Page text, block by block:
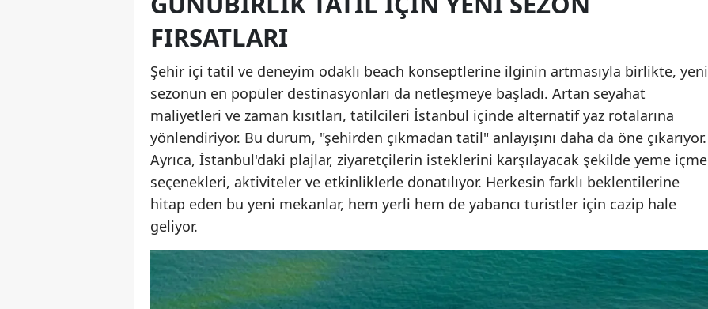
FIRSATLARI
Şehir içi tatil ve deneyim odaklı beach konseptlerine ilginin artmasıyla birlikte, yeni
sezonun en popüler destinasyonları da netleşmeye başladı. Artan seyahat
maliyetleri ve zaman kısıtları, tatilcileri İstanbul içinde alternatif yaz rotalarına
yönlendiriyor. Bu durum, "şehirden çıkmadan tatil" anlayışını daha da öne çıkarıyor.
Ayrıca, İstanbul'daki plajlar, ziyaretçilerin isteklerini karşılayacak şekilde yeme içme
seçenekleri, aktiviteler ve etkinliklerle donatılıyor. Herkesin farklı beklentilerine
hitap eden bu yeni mekanlar, hem yerli hem de yabancı turistler için cazip hale
geliyor.